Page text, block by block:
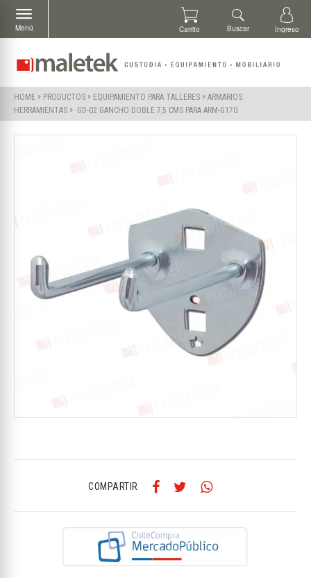
HOME » PRODUCTOS » EQUIPAMIENTO PARA TALLERES » ARMARIOS
HERRAMIENTAS » ·GD-02 GANCHO DOBLE 7,5 CMS PARA ARM-G170
COMPARTIR
Menú Carrito Buscar Ingreso